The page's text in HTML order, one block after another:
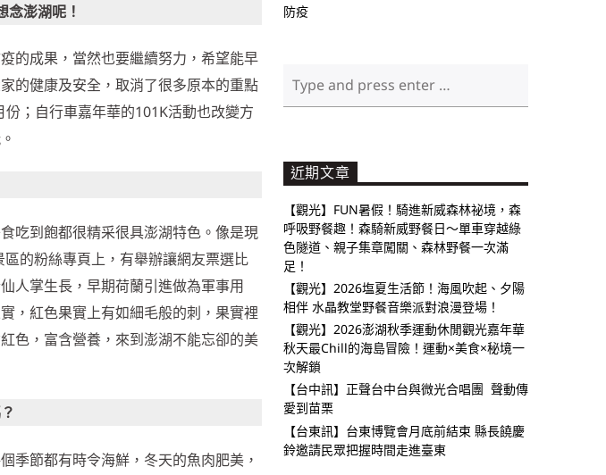
澎湖呢！
的成果，當然也要繼續努力，希望能早
的健康及安全，取消了很多原本的重點
；自行車嘉年華的101K活動也改變方
吃到飽都很精采很具澎湖特色。像是現
的粉絲專頁上，有舉辦讓網友票選比
人掌生長，早期荷蘭引進做為軍事用
，紅色果實上有如細毛般的刺，果實裡
色，富含營養，來到澎湖不能忘卻的美
季節都有時令海鮮，冬天的魚肉肥美，
防疫
近期文章
【觀光】FUN暑假！騎進新威森林祕境，森
呼吸野餐趣！森騎新威野餐日～單車穿越綠
色隧道、親子集章闖關、森林野餐一次滿
足！
【觀光】2026塩夏生活節！海風吹起、夕陽
相伴 水晶教堂野餐音樂派對浪漫登場！
【觀光】2026澎湖秋季運動休閒觀光嘉年華
秋天最Chill的海島冒險！運動×美食×秘境一
次解鎖
【台中訊】正聲台中台與微光合唱團 聲動傳
愛到苗栗
【台東訊】台東博覽會月底前結束 縣長饒慶
鈴邀請民眾把握時間走進臺東